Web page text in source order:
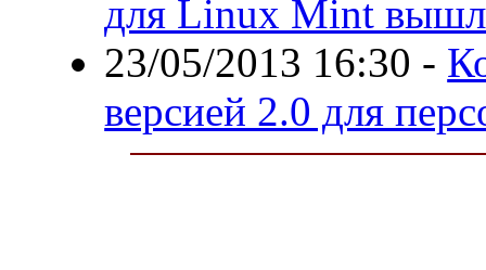
для Linux Mint
23/05/2013 16:30 -
версией 2.0 для